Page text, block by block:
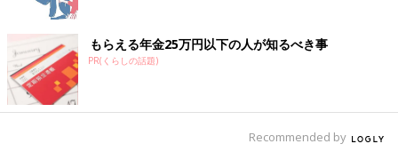
もらえる年金25万円以下の人が知るべき事
PR(くらしの話題)
Recommended by